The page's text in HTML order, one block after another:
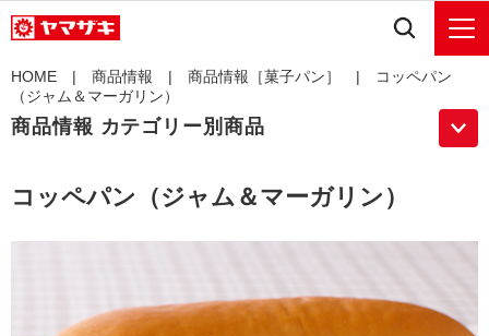
HOME | 商品情報 | 商品情報［菓子パン］
| コッペパン
（ジャム＆マーガリン）
商品情報 カテゴリー別商品
コッペパン（ジャム＆マーガリン）